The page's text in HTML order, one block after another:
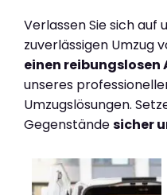
Verlassen Sie sich auf
zuverlässigen Umzug
einen reibungslosen
unseres
Umzugslösungen.
Gegenständesicher